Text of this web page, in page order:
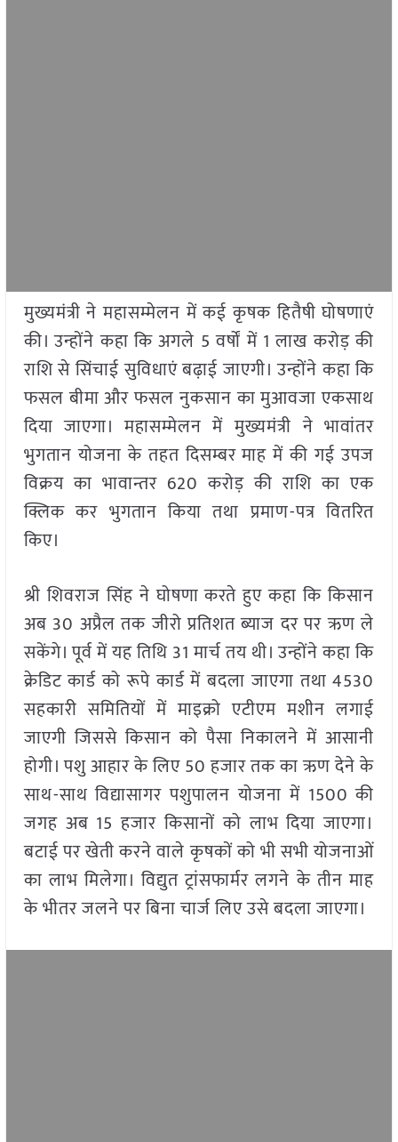
मुख्यमंत्री ने महासम्मेलन में कई कृषक हितैषी घोषणाएं
की। उन्होंने कहा कि अगले 5 वर्षों में 1 लाख करोड़ की
राशि से सिंचाई सुविधाएं बढ़ाई जाएगी। उन्होंने कहा कि
फसल बीमा और फसल नुकसान का मुआवजा एकसाथ
दिया जाएगा। महासम्मेलन में मुख्यमंत्री ने भावांतर
भुगतान योजना के तहत दिसम्बर माह में की गई उपज
विक्रय का भावान्तर 620 करोड़ की राशि का एक
क्लिक कर भुगतान किया तथा प्रमाण-पत्र वितरित
किए।
श्री शिवराज सिंह ने घोषणा करते हुए कहा कि किसान
अब 30 अप्रैल तक जीरो प्रतिशत ब्याज दर पर ऋण ले
सकेंगे। पूर्व में यह तिथि 31 मार्च तय थी। उन्होंने कहा कि
क्रेडिट कार्ड को रूपे कार्ड में बदला जाएगा तथा 4530
सहकारी समितियों में माइक्रो एटीएम मशीन लगाई
जाएगी जिससे किसान को पैसा निकालने में आसानी
होगी। पशु आहार के लिए 50 हजार तक का ऋण देने के
साथ-साथ विद्यासागर पशुपालन योजना में 1500 की
जगह अब 15 हजार किसानों को लाभ दिया जाएगा।
बटाई पर खेती करने वाले कृषकों को भी सभी योजनाओं
का लाभ मिलेगा। विद्युत ट्रांसफार्मर लगने के तीन माह
के भीतर जलने पर बिना चार्ज लिए उसे बदला जाएगा।